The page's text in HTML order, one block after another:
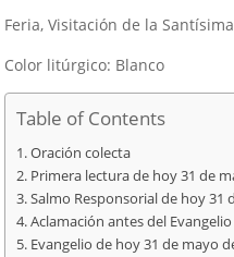
Feria, Visitación de la
Color litúrgico: Blanco
Table of Contents
Oración colecta
Primera lectura de hoy 31 de
Salmo Responsorial de hoy 31
Aclamación antes del Evangelio
Evangelio de hoy 31 de mayo